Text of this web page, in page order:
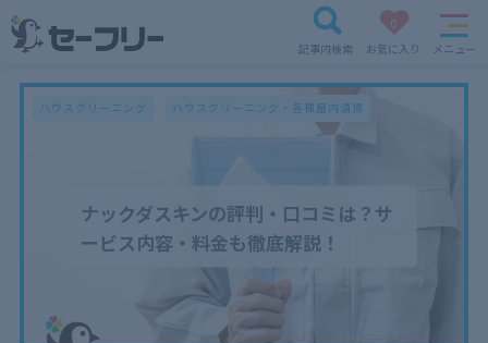
記事内検索
0
お気に入り
メニュー
ナックダスキンの評判・口コミは？サ
ービス内容・料金も徹底解説！
ハウスクリーニング ハウスクリーニング・各種屋内清掃